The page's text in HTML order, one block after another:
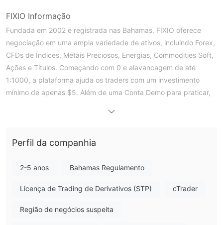
FIXIO Informação
Fundada em 2002 e registrada nas Bahamas, FIXIO oferece
negociação em uma ampla variedade de ativos, incluindo Forex,
CFDs de Índices, Metais Preciosos, Energias, Commodities Soft,
Ações e Títulos. Começando com 0 e alavancagem de até
1:1000, a plataforma ajuda os traders com um investimento
mínimo de apenas $5. Além de uma Conta Demo para praticar,
FIXIO é regulamentado pela Comissão de Valores Mobiliários
O que posso negociar em FIXIO?
Você pode negociar dezenas de produtos, incluindo FOREX,
Agrícolas, Ações e Títulos.
Perfil da companhia
2-5 anos Bahamas Regulamento
Licença de Trading de Derivativos (STP) cTrader
Região de negócios suspeita